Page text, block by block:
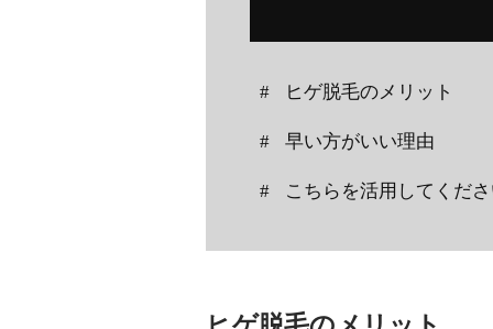
お問い合わせフォーム
ヒゲ脱毛のメリット
早い方がいい理由
こちらを活用してくだ